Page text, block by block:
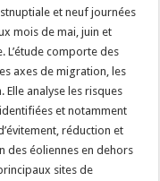
et neuf journées
mois de mai, juin et
L’étude comporte des
axes de migration, les
Elle analyse les risques
et notamment
réduction et
des éoliennes en dehors
sites de